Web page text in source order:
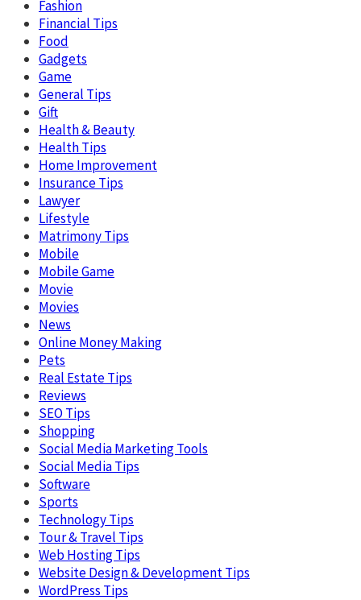
Fashion
Financial Tips
Food
Gadgets
Game
General Tips
Gift
Health & Beauty
Health Tips
Home Improvement
Insurance Tips
Lawyer
Lifestyle
Matrimony Tips
Mobile
Mobile Game
Movie
Movies
News
Online Money Making
Pets
Real Estate Tips
Reviews
SEO Tips
Shopping
Social Media Marketing Tools
Social Media Tips
Software
Sports
Technology Tips
Tour & Travel Tips
Web Hosting Tips
Website Design & Development Tips
WordPress Tips